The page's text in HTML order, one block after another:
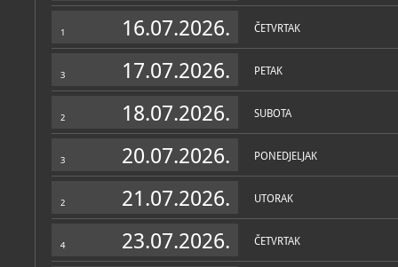
1 16.07.2026. ČETVRTAK
3 17.07.2026. PETAK
2 18.07.2026. SUBOTA
3 20.07.2026. PONEDJELJAK
2 21.07.2026. UTORAK
4 23.07.2026. ČETVRTAK